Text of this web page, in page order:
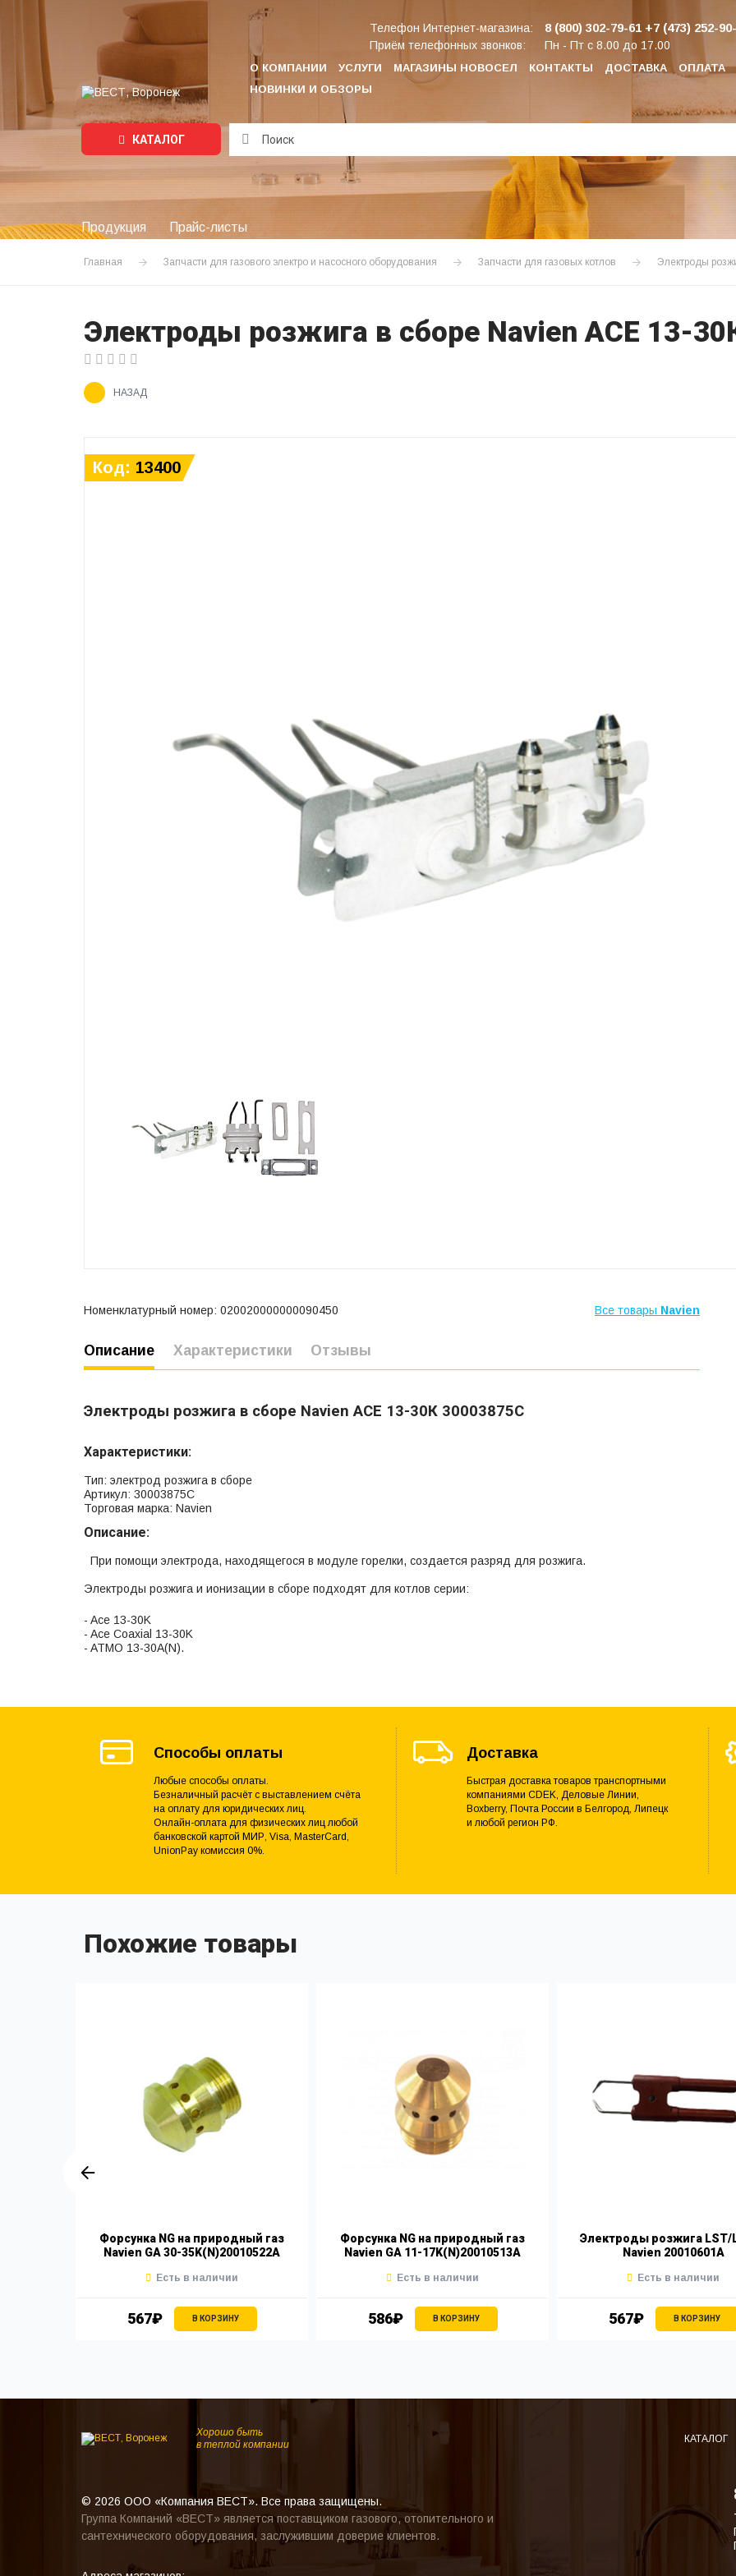
О КОМПАНИИ УСЛУГИ МАГАЗИНЫ НОВОСЕЛ КОНТАКТЫ ДОСТАВКА ОПЛАТА
НОВИНКИ И ОБЗОРЫ
Телефон Интернет-магазина: 8 (800) 302-79-61 +7 (473) 252-
Приём телефонных звонков: Пн - Пт с 8.00 до 17.00
КАТАЛОГ
Подождите...
Продукция Прайс-листы
Главная Запчасти для газового электро и насосного оборудования Запчасти для газовых котлов Электроды
Электроды розжига в сборе Navien АСЕ 13-
НАЗАД
Код: 13400
Номенклатурный номер: 020020000000090450 Все товары Navien
Описание Характеристики Отзывы
Электроды розжига в сборе Navien АСЕ 13-30К 30003875C
Характеристики:
Тип: электрод розжига в сборе
Артикул: 30003875С
Торговая марка: Navien
Описание:
При помощи электрода, находящегося в модуле горелки, создается разряд для розжига.
Электроды розжига и ионизации в сборе подходят для котлов серии:
- Ace 13-30K
- Ace Coaxial 13-30K
- ATMO 13-30A(N).
Способы оплаты
Любые способы оплаты.
Безналичный расчёт с выставлением счёта
на оплату для юридических лиц.
Онлайн-оплата для физических лиц любой
банковской картой МИР, Visa, MasterCard,
UnionPay комиссия 0%.
Доставка
Быстрая доставка товаров транспортными
компаниями CDEK, Деловые Линии,
Boxberry, Почта России в Белгород, Липецк
и любой регион РФ.
Похожие товары
Форсунка NG на природный газ
Navien GA 30-35K(N)20010522A
567₽ В КОРЗИНУ
Есть в наличии
Форсунка NG на природный газ
Navien GA 11-17K(N)20010513A
586₽ В КОРЗИНУ
Есть в наличии
Электроды розжига LST/
Navien 20010601A
567₽ В КОРЗИНУ
Есть в наличии
Хорошо быть
в теплой компании
КАТАЛОГ
© 2026 ООО «Компания ВЕСТ». Все права защищены.
Группа Компаний «ВЕСТ» является поставщиком газового, отопительного и
сантехнического оборудования, заслужившим доверие клиентов.